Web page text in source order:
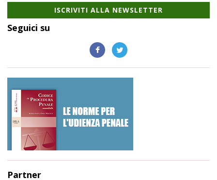
ISCRIVITI ALLA NEWSLETTER
Seguici su
Partner